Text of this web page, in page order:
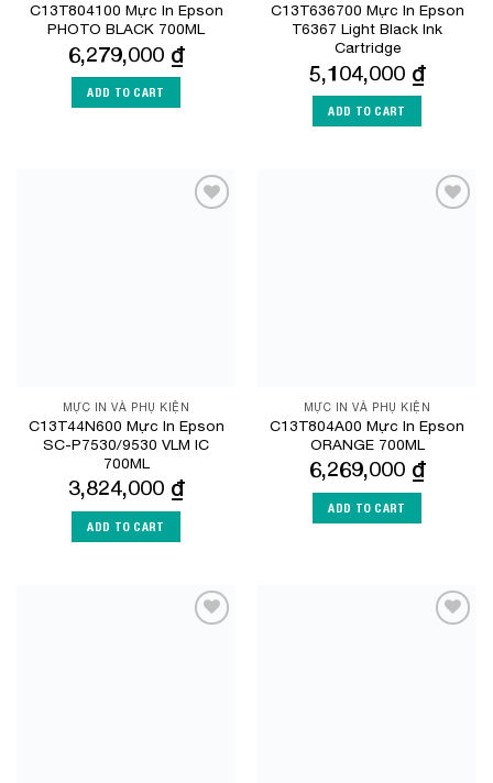
C13T804100 Mực In Epson
PHOTO BLACK 700ML
6,279,000 ₫
ADD TO CART
C13T636700 Mực In Epson
T6367 Light Black Ink
Cartridge
5,104,000 ₫
ADD TO CART
MỰC IN VÀ PHỤ KIỆN
C13T44N600 Mực In Epson
SC-P7530/9530 VLM IC
700ML
3,824,000 ₫
ADD TO CART
MỰC IN VÀ PHỤ KIỆN
C13T804A00 Mực In Epson
ORANGE 700ML
6,269,000 ₫
ADD TO CART